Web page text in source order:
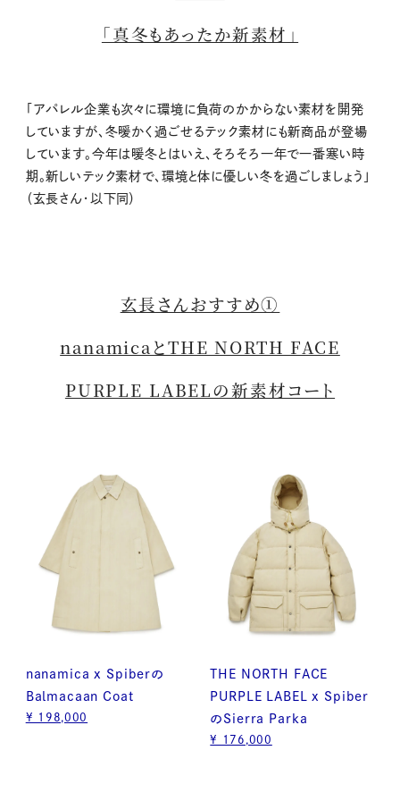
「真冬もあったか新素材」
「アパレル企業も次々に環境に負荷のかからない素材を開発
していますが、冬暖かく過ごせるテック素材にも新商品が登場
しています。今年は暖冬とはいえ、そろそろ一年で一番寒い時
期。新しいテック素材で、環境と体に優しい冬を過ごしましょう」
（玄長さん・以下同）
玄長さんおすすめ①
nanamicaとTHE NORTH FACE
PURPLE LABELの新素材コート
nanamica x Spiberの
Balmacaan Coat
¥ 198,000
THE NORTH FACE
PURPLE LABEL x Spiber
のSierra Parka
¥ 176,000